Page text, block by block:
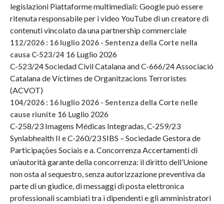
legislazioni Piattaforme multimediali: Google può essere
ritenuta responsabile per i video YouTube di un creatore di
contenuti vincolato da una partnership commerciale
112/2026 : 16 luglio 2026 - Sentenza della Corte nella
causa C-523/24 16 Luglio 2026
C-523/24 Sociedad Civil Catalana and C-666/24 Associació
Catalana de Víctimes de Organitzacions Terroristes
(ACVOT)
104/2026 : 16 luglio 2026 - Sentenza della Corte nelle
cause riunite 16 Luglio 2026
C-258/23 Imagens Médicas Integradas, C-259/23
Synlabhealth II e C-260/23 SIBS – Sociedade Gestora de
Participações Sociais e a. Concorrenza Accertamenti di
un’autorità garante della concorrenza: il diritto dell’Unione
non osta al sequestro, senza autorizzazione preventiva da
parte di un giudice, di messaggi di posta elettronica
professionali scambiati tra i dipendenti e gli amministratori